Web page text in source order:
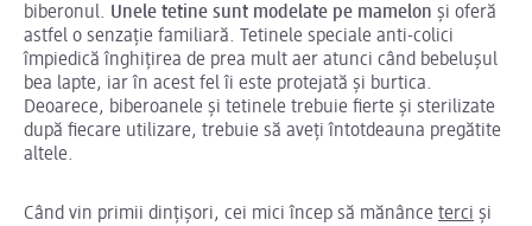
biberonul. Unele tetine sunt modelate pe mamelon și oferă
astfel o senzație familiară. Tetinele speciale anti-colici
împiedică înghițirea de prea mult aer atunci când bebelușul
bea lapte, iar în acest fel îi este protejată și burtica.
Deoarece, biberoanele și tetinele trebuie fierte și sterilizate
după fiecare utilizare, trebuie să aveți întotdeauna pregătite
altele.
Când vin primii dințișori, cei mici încep să mănânce terci și